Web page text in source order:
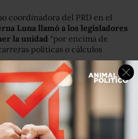
coordinadora del PRD en el
Luna llamó a los legisladores
la unidad “por encima de
políticas o cálculos
de que la Mesa Directiva y la
del Senado validaran su
senadores que aún militan en
Democrática (PRD) a
ella coordina.